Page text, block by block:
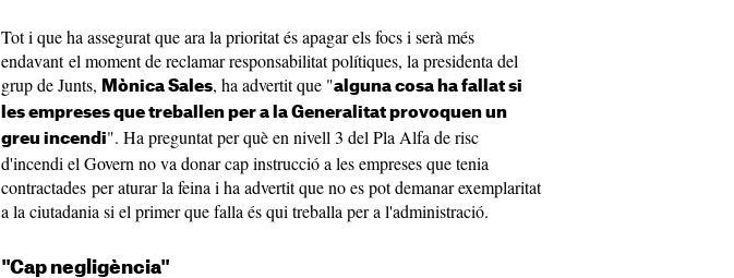
Tot i que ha assegurat que ara la prioritat és apagar els focs i serà més
endavant el moment de reclamar responsabilitat polítiques, la presidenta del
grup de Junts, Mònica Sales, ha advertit que "alguna cosa ha fallat si
les empreses que treballen per a la Generalitat provoquen un
greu incendi". Ha preguntat per què en nivell 3 del Pla Alfa de risc
d'incendi el Govern no va donar cap instrucció a les empreses que tenia
contractades per aturar la feina i ha advertit que no es pot demanar exemplaritat
a la ciutadania si el primer que falla és qui treballa per a l'administració.
"Cap negligència"